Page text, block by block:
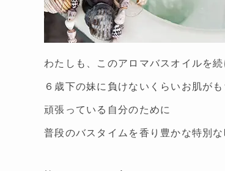
わたしも、このアロマバスオイルを続
６歳下の妹に負けないくらいお肌が
頑張っている自分のために
普段のバスタイムを香り豊かな特別